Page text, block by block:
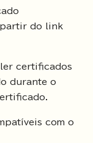
partir do link
certificados
durante o
com o